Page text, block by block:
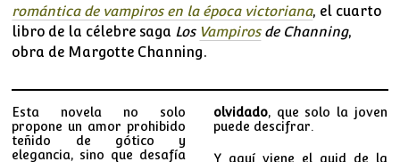
romántica de vampiros en la época victoriana, el cuarto
libro de la célebre saga Los Vampirosde Channing,
obra de Margotte Channing.
Esta novela no solo
propone un amor prohibido
teñido de gótico y
elegancia, sino que desafía
olvidado, que solo la joven
puede descifrar.
Y aquí viene el quid de la